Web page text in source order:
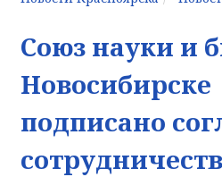
Союз науки и
Новосибирске
подписано